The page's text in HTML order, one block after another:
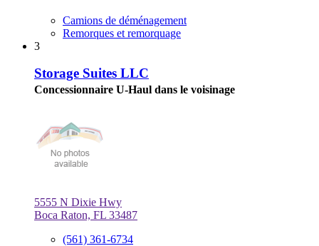
Camions de déménagement
Remorques et remorquage
3
Storage Suites LLC
Concessionnaire U-Haul dans le voisinage
5555 N Dixie Hwy
Boca Raton, FL 33487
(561) 361-6734